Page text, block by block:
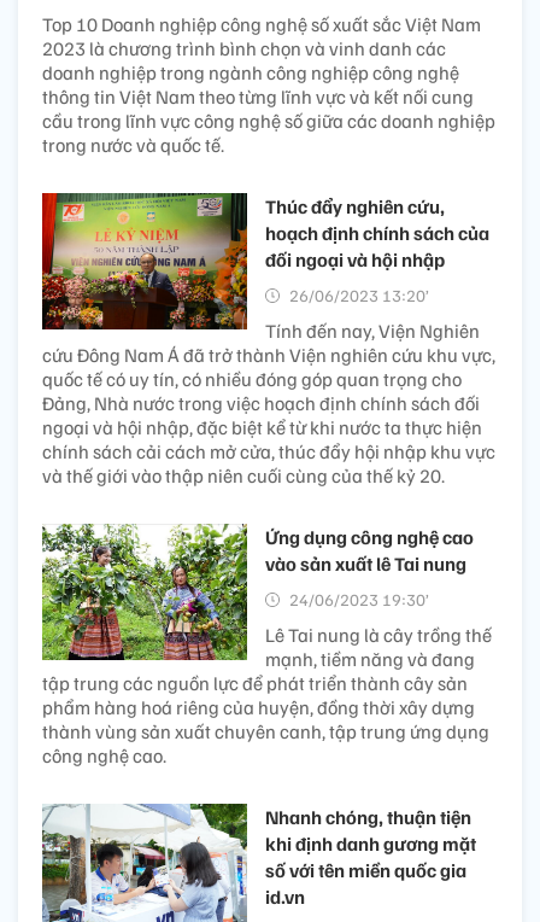
Top 10 Doanh nghiệp công nghệ số xuất sắc Việt Nam
2023 là chương trình bình chọn và vinh danh các
doanh nghiệp trong ngành công nghiệp công nghệ
thông tin Việt Nam theo từng lĩnh vực và kết nối cung
cầu trong lĩnh vực công nghệ số giữa các doanh nghiệp
trong nước và quốc tế.
Thúc đẩy nghiên cứu,
hoạch định chính sách của
đối ngoại và hội nhập
26/06/2023 13:20’
Tính đến nay, Viện Nghiên
cứu Đông Nam Á đã trở thành Viện nghiên cứu khu vực,
quốc tế có uy tín, có nhiều đóng góp quan trọng cho
Đảng, Nhà nước trong việc hoạch định chính sách đối
ngoại và hội nhập, đặc biệt kể từ khi nước ta thực hiện
chính sách cải cách mở cửa, thúc đẩy hội nhập khu vực
và thế giới vào thập niên cuối cùng của thế kỷ 20.
Ứng dụng công nghệ cao
vào sản xuất lê Tai nung
24/06/2023 19:30’
Lê Tai nung là cây trồng thế
mạnh, tiềm năng và đang
tập trung các nguồn lực để phát triển thành cây sản
phẩm hàng hoá riêng của huyện, đồng thời xây dựng
thành vùng sản xuất chuyên canh, tập trung ứng dụng
công nghệ cao.
Nhanh chóng, thuận tiện
khi định danh gương mặt
số với tên miền quốc gia
id.vn